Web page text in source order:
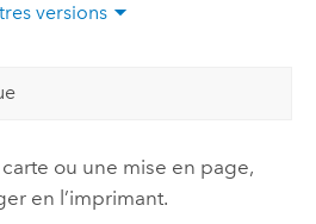
versions
ou une mise en page,
en l’imprimant.